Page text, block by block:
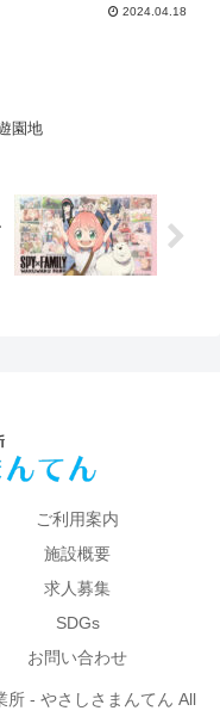
2024.04.18
園地
ご利用案内
施設概要
求人募集
SDGs
お問い合わせ
- やさしさまんてん All